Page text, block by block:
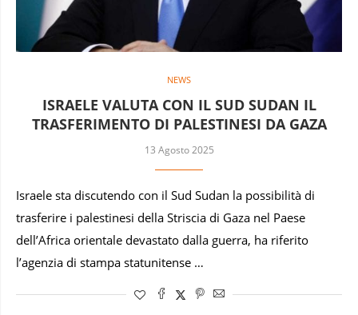
NEWS
ISRAELE VALUTA CON IL SUD SUDAN IL
TRASFERIMENTO DI PALESTINESI DA GAZA
13 Agosto 2025
Israele sta discutendo con il Sud Sudan la possibilità di
trasferire i palestinesi della Striscia di Gaza nel Paese
dell’Africa orientale devastato dalla guerra, ha riferito
l’agenzia di stampa statunitense …